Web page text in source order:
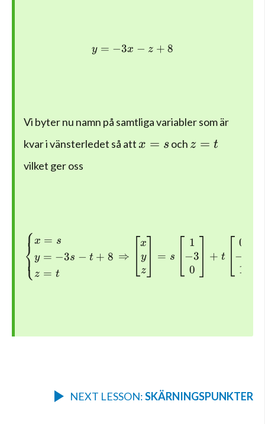
y=-3x-z+8
y = −3x − z + 8
Vi byter nu namn på samtliga variabler som är
kvar i vänsterledet så att x=s
x = soch z=t
z = t
vilket ger oss
\begin{cases} x=s \\
⎩
⎨⎧x = s
y = −3s − t + 8
z = t
⇒
x
y
z
= s
1
−3
0
+ t
0
−
1
NEXT LESSON:SKÄRNINGSPUNKTER